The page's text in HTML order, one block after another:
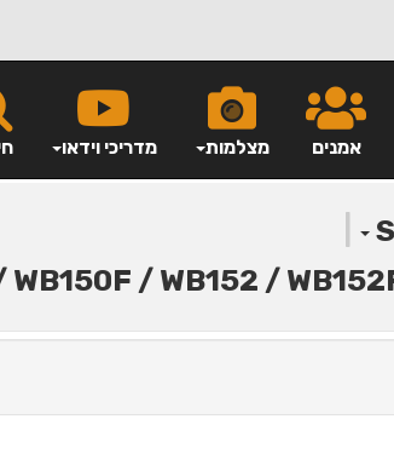
מדריכי וידאו מצלמות אמנים
WB150F / WB152 /